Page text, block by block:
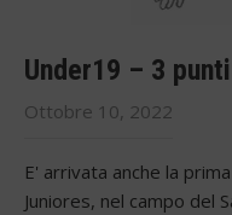
Under19 – 3
Ottobre 10, 2022
E' arrivata anche la
Juniores, nel campo del